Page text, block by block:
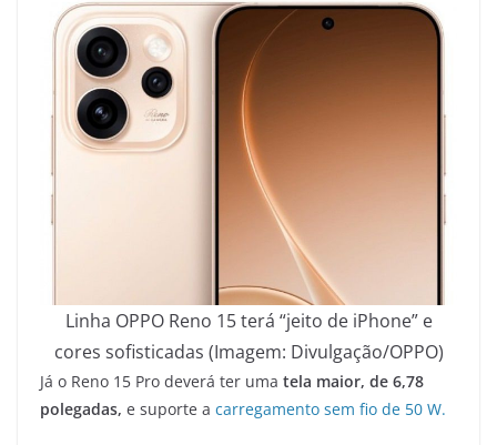
Linha OPPO Reno 15 terá “jeito de iPhone” e
cores sofisticadas (Imagem: Divulgação/OPPO)
Já o Reno 15 Pro deverá ter uma tela maior, de 6,78
polegadas, e suporte a carregamento sem fio de 50 W.